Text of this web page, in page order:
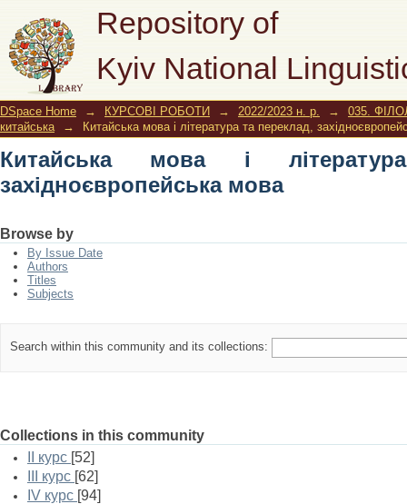
Repository of
Kyiv National
Китайська мова і література та
DSpace Home → КУРСОВІ РОБОТИ → 2022/2023 н. р. →
035.
китайська
→ Китайська мова і література та переклад,
Китайська мова і
західноєвропейська мова
Browse by
By Issue Date
Authors
Titles
Subjects
Search within this community and its collections:
Collections in this community
II курс [52]
III курс [62]
IV курс [94]